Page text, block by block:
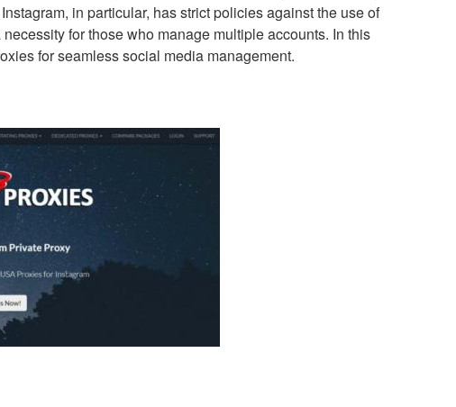
in particular, has strict policies against the use of
for those who manage multiple accounts. In this
for seamless social media management.